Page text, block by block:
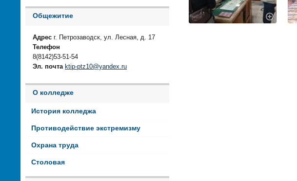
Общежитие
Адрес г. Петрозаводск, ул. Лесная, д. 17
Телефон
8(8142)53-51-54
Эл. почта ktip-ptz10@yandex.ru
О колледже
История колледжа
Противодействие экстремизму
Охрана труда
Столовая